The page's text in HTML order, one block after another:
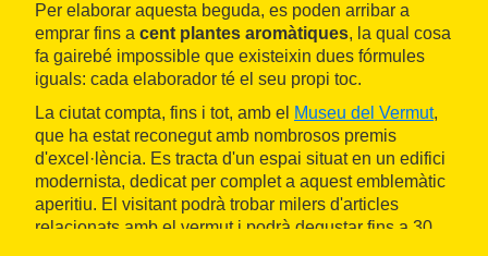
Per elaborar aquesta beguda, es poden arribar a
emprar fins a cent plantes aromàtiques, la qual cosa
fa gairebé impossible que existeixin dues fórmules
iguals: cada elaborador té el seu propi toc.
La ciutat compta, fins i tot, amb el Museu del Vermut,
que ha estat reconegut amb nombrosos premis
d'excel·lència. Es tracta d'un espai situat en un edifici
modernista, dedicat per complet a aquest emblemàtic
aperitiu. El visitant podrà trobar milers d'articles
relacionats amb el vermut i podrà degustar fins a 30